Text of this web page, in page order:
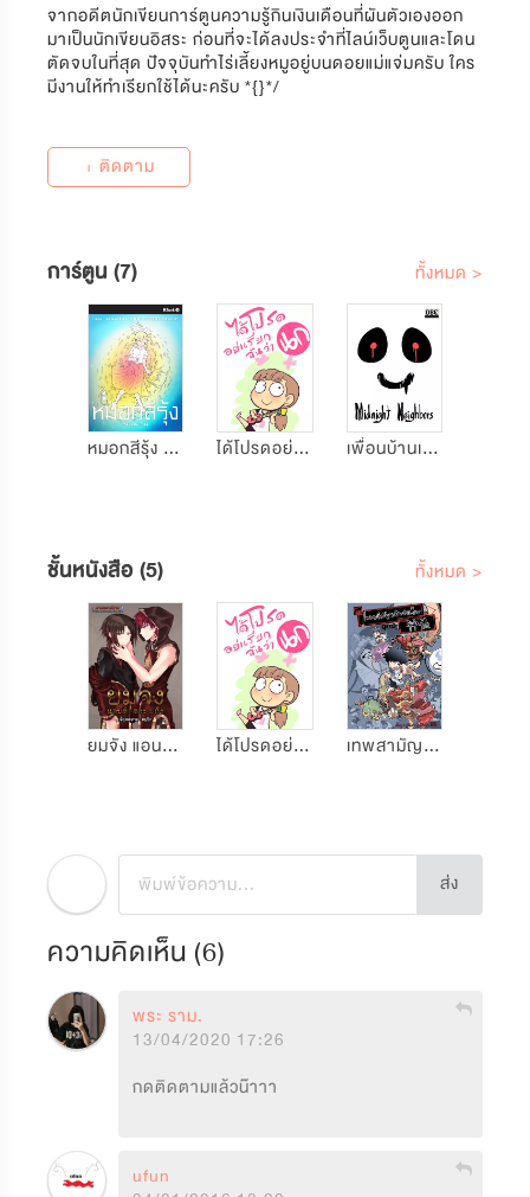
จากอดีตนักเขียนการ์ตูนความรู้กินเงินเดือนที่ผันตัวเองออก
มาเป็นนักเขียนอิสระ ก่อนที่จะได้ลงประจำที่ไลน์เว็บตูนและโดน
ตัดจบในที่สุด ปัจจุบันทำไร่เลี้ยงหมูอยู่บนดอยแม่แจ่มครับ ใคร
มีงานให้ทำเรียกใช้ได้นะครับ *{}*/
+ ติดตาม
การ์ตูน (7) ทั้งหมด >
หมอกสีรุ้ง (KBank Comics Contest) ได้โปรดอย่าเรียกฉันว่านก เพื่อนบ้านเที่ยงคืน (Ookbee Comics Studio)
ชั้นหนังสือ (5) ทั้งหมด >
ยมจัง แอนด์ เดอะ แก๊ง ได้โปรดอย่าเรียกฉันว่านก เทพสามัญประจำบ้าน
ส่ง
ความคิดเห็น (6)
พระ ราม.
13/04/2020 17:26
กดติดตามแล้วน๊าาา
ufun